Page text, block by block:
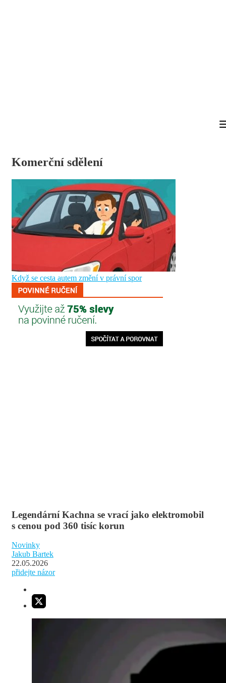
Legendární Kachna se vrací jako elektromobil
s cenou pod 360 tisíc korun
Novinky
Jakub Bartek
22.05.2026
přidejte názor
Komerční sdělení
Když se cesta autem změní v právní spor